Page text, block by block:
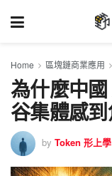
Home 區塊鏈商業應用
為什麼中
谷集體感到
by Token 形上學